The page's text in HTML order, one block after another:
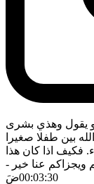
يقول وهذي بشرى
بين طفلا صغيرا
فكيف اذا كان هذا
ويجزاكم عنا خير -
00:03:30ضَ